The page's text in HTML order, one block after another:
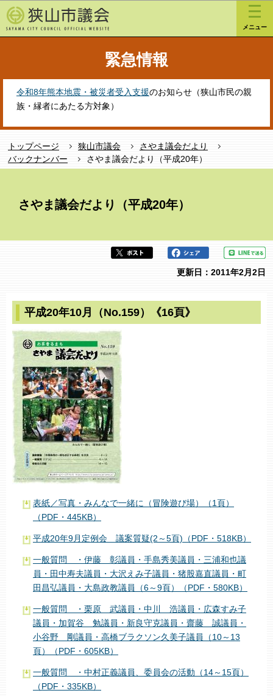
の
ペ
す
このページの本文へ移動
メニュー
緊急情報
令和8年熊本地震・被災者受入支援のお知らせ（狭山市民の親
族・縁者にあたる方対象）
トップページ 狭山市議会
さやま議会だより
バックナンバー
さやま議会だより（平成20年）
さやま議会だより（平成20年）
更新日：2011年2月2日
平成20年10月（No.159）《16頁》
表紙／写真・みんなで一緒に（冒険遊び場）（1頁）
（PDF・445KB）
平成20年9月定例会 議案質疑(2～5頁)（PDF・518KB）
一般質問 ・伊藤 彰議員・手島秀美議員・三浦和也議
員・田中寿夫議員・大沢えみ子議員・猪股嘉直議員・町
田昌弘議員・大島政教議員（6～9頁）（PDF・580KB）
一般質問 ・栗原 武議員・中川 浩議員・広森すみ子
議員・加賀谷 勉議員・新良守克議員・齋藤 誠議員・
小谷野 剛議員・高橋ブラクソン久美子議員（10～13
頁）（PDF・605KB）
一般質問 ・中村正義議員、委員会の活動（14～15頁）
（PDF・335KB）